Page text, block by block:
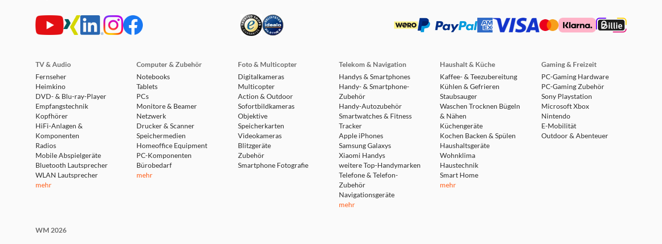
TV & Audio
Fernseher
Heimkino
DVD- & Blu-ray-Player
Empfangstechnik
Kopfhörer
HiFi-Anlagen &
Komponenten
Radios
Mobile Abspielgeräte
Bluetooth Lautsprecher
WLAN Lautsprecher
mehr
Computer & Zubehör
Notebooks
Tablets
PCs
Monitore & Beamer
Netzwerk
Drucker & Scanner
Speichermedien
Homeoffice Equipment
PC-Komponenten
Bürobedarf
mehr
Foto & Multicopter
Digitalkameras
Multicopter
Action & Outdoor
Sofortbildkameras
Objektive
Speicherkarten
Videokameras
Blitzgeräte
Zubehör
Smartphone Fotografie
Telekom & Navigation
Handys & Smartphones
Handy- & Smartphone-
Zubehör
Handy-Autozubehör
Smartwatches & Fitness
Tracker
Apple iPhones
Samsung Galaxys
Xiaomi Handys
weitere Top-Handymarken
Telefone & Telefon-
Zubehör
Navigationsgeräte
mehr
Haushalt & Küche
Kaffee- & Teezubereitung
Kühlen & Gefrieren
Staubsauger
Waschen Trocknen Bügeln
& Nähen
Küchengeräte
Kochen Backen & Spülen
Haushaltsgeräte
Wohnklima
Haustechnik
Smart Home
mehr
Gaming & Freizeit
PC-Gaming Hardware
PC-Gaming Zubehör
Sony Playstation
Microsoft Xbox
Nintendo
E-Mobilität
Outdoor & Abenteuer
WM 2026